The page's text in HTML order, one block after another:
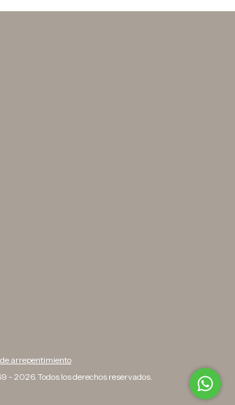
de arrepentimiento
- 2026. Todos los derechos reservados.